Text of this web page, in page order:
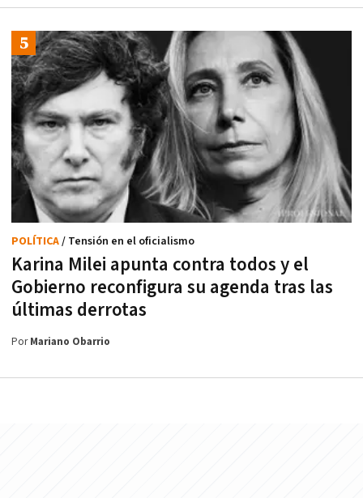
Karina Milei apunta contra todos y el
Gobierno reconfigura su agenda tras las
últimas derrotas
POLÍTICA/ Tensión en el oficialismo
PorMariano Obarrio